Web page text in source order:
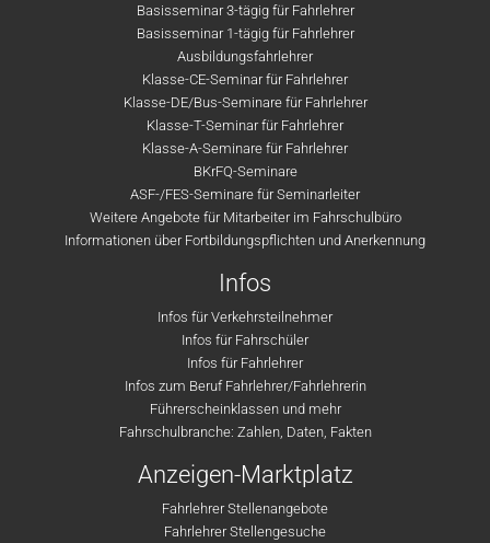
Basisseminar 3-tägig für Fahrlehrer
Basisseminar 1-tägig für Fahrlehrer
Ausbildungsfahrlehrer
Klasse-CE-Seminar für Fahrlehrer
Klasse-DE/Bus-Seminare für Fahrlehrer
Klasse-T-Seminar für Fahrlehrer
Klasse-A-Seminare für Fahrlehrer
BKrFQ-Seminare
ASF-/FES-Seminare für Seminarleiter
Weitere Angebote für Mitarbeiter im Fahrschulbüro
Informationen über Fortbildungspflichten und Anerkennung
Infos
Infos für Verkehrsteilnehmer
Infos für Fahrschüler
Infos für Fahrlehrer
Infos zum Beruf Fahrlehrer/Fahrlehrerin
Führerscheinklassen und mehr
Fahrschulbranche: Zahlen, Daten, Fakten
Anzeigen-Marktplatz
Fahrlehrer Stellenangebote
Fahrlehrer Stellengesuche